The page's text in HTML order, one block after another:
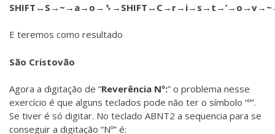
E teremos como resultado
São Cristovão
Agora a digitação de “Reverência Nº:” o problema nesse
exercício é que alguns teclados pode não ter o símbolo “º”.
Se tiver é só digitar. No teclado ABNT2 a sequencia para se
conseguir a digitação “Nº” é: